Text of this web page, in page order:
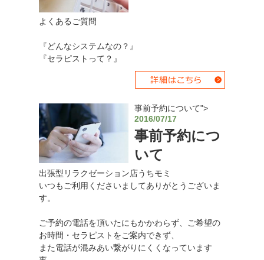
よくあるご質問
『どんなシステムなの？』
『セラピストって？』
事前予約について">
2016/07/17
事前予約につ
いて
出張型リラクゼーション店うちモミ
いつもご利用くださいましてありがとうございま
す。
ご予約の電話を頂いたにもかかわらず、ご希望の
お時間・セラピストをご案内できず、
また電話が混みあい繋がりにくくなっています